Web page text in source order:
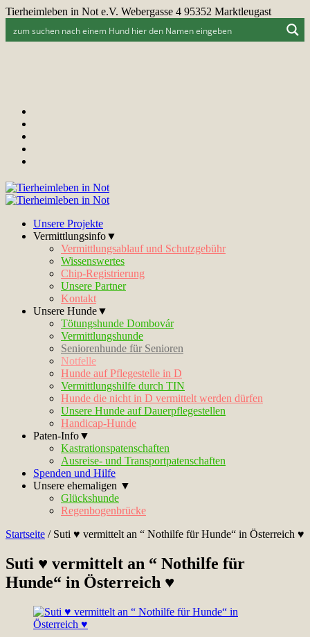
Tierheimleben in Not e.V. Webergasse 4 95352 Marktleugast
Unsere Projekte
Vermittlungsinfo▼
Vermittlungsablauf und Schutzgebühr
Wissenswertes
Chip-Registrierung
Unsere Partner
Kontakt
Unsere Hunde▼
Tötungshunde Dombovár
Vermittlungshunde
Seniorenhunde für Senioren
Notfelle
Hunde auf Pflegestelle in D
Vermittlungshilfe durch TIN
Hunde die nicht in D vermittelt werden dürfen
Unsere Hunde auf Dauerpflegestellen
Handicap-Hunde
Paten-Info▼
Kastrationspatenschaften
Ausreise- und Transportpatenschaften
Spenden und Hilfe
Unsere ehemaligen ▼
Glückshunde
Regenbogenbrücke
Startseite / Suti ♥ vermittelt an “ Nothilfe für Hunde“ in Österreich ♥
Suti ♥ vermittelt an “ Nothilfe für
Hunde“ in Österreich ♥